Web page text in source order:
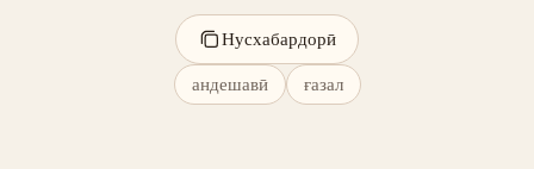
Нусхабардорӣ
андешавӣ ғазал